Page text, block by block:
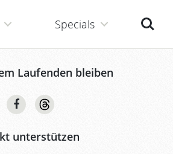
Specials Suche
Laufenden bleiben
unterstützen